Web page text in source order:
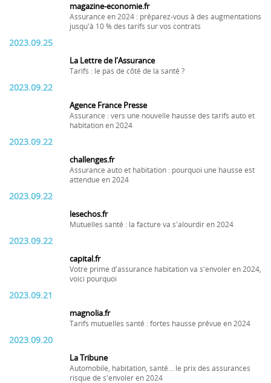
magazine-economie.fr
Assurance en 2024 : préparez-vous à des augmentations
jusqu'à 10 % des tarifs sur vos contrats
2023.09.25
La Lettre de l'Assurance
Tarifs : le pas de côté de la santé ?
2023.09.22
Agence France Presse
Assurance : vers une nouvelle hausse des tarifs auto et
habitation en 2024
2023.09.22
challenges.fr
Assurance auto et habitation : pourquoi une hausse est
attendue en 2024
2023.09.22
lesechos.fr
Mutuelles santé : la facture va s'alourdir en 2024
2023.09.22
capital.fr
Votre prime d'assurance habitation va s'envoler en 2024,
voici pourquoi
2023.09.21
magnolia.fr
Tarifs mutuelles santé : fortes hausse prévue en 2024
2023.09.20
La Tribune
Automobile, habitation, santé... le prix des assurances
risque de s'envoler en 2024